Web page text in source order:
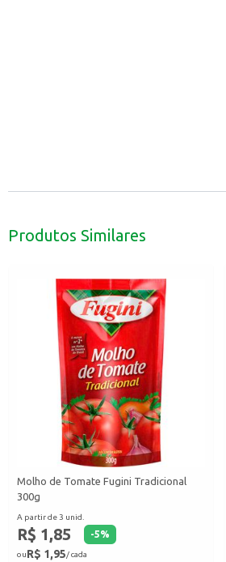
Produtos Similares
Molho de Tomate Fugini Tradicional
300g
A partir de 3 unid.
R$ 1,85 -5%
ouR$ 1,95/ cada